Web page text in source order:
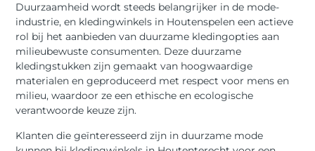
Duurzaamheid wordt steeds belangrijker in de mode-
industrie, en kledingwinkels in Houtenspelen een actieve
rol bij het aanbieden van duurzame kledingopties aan
milieubewuste consumenten. Deze duurzame
kledingstukken zijn gemaakt van hoogwaardige
materialen en geproduceerd met respect voor mens en
milieu, waardoor ze een ethische en ecologische
verantwoorde keuze zijn.
Klanten die geïnteresseerd zijn in duurzame mode